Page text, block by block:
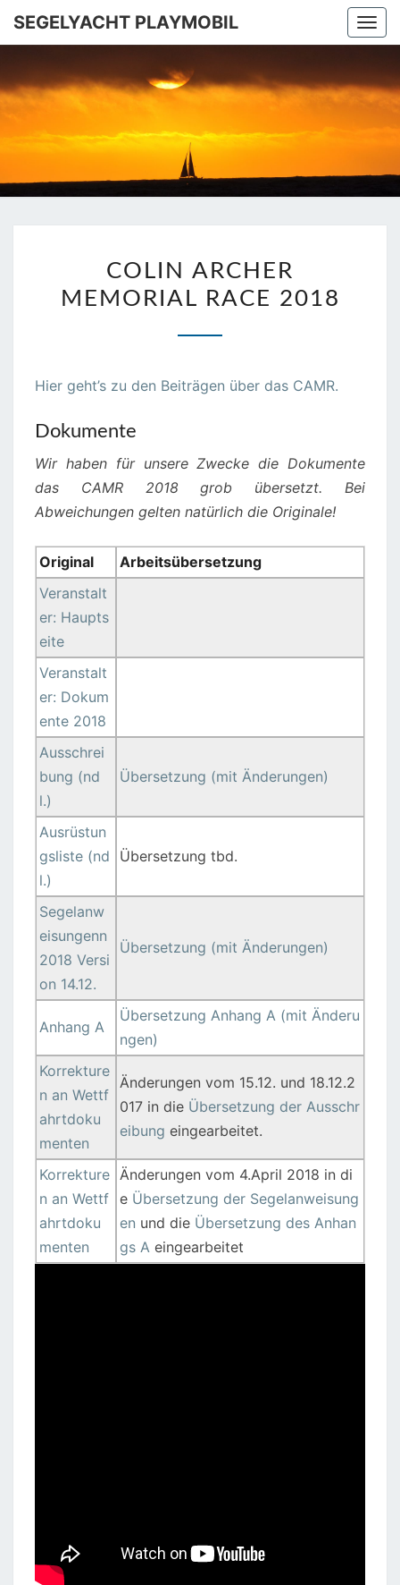
SEGELYACHT PLAYMOBIL
Mittelmeer!
ARCHER
MEMORIAL
COLIN ARCHER
MEMORIAL RACE 2018
Hier geht’s zu den Beiträgen über das CAMR.
Dokumente
Wir haben für unsere Zwecke die Dokumente
das CAMR 2018 grob übersetzt. Bei
Abweichungen gelten natürlich die Originale!
Original
Arbeitsübersetzung
Veranstalt
er: Haupts
eite
Veranstalt
er: Dokum
ente 2018
Ausschrei
bung (nd
l.)
Übersetzung (mit Änderungen)
Ausrüstun
gsliste (nd
l.)
Übersetzung tbd.
Segelanw
eisungenn
2018 Versi
on 14.12.
Übersetzung (mit Änderungen)
Anhang A
Übersetzung Anhang A (mit Änderu
ngen)
Korrekture
n an Wettf
ahrtdoku
menten
Änderungen vom 15.12. und 18.12.2
017 in die Übersetzung der Ausschr
eibung eingearbeitet.
Korrekture
n an Wettf
ahrtdoku
menten
Änderungen vom 4.April 2018 in di
e Übersetzung der Segelanweisung
en und die Übersetzung des Anhan
gs A eingearbeitet